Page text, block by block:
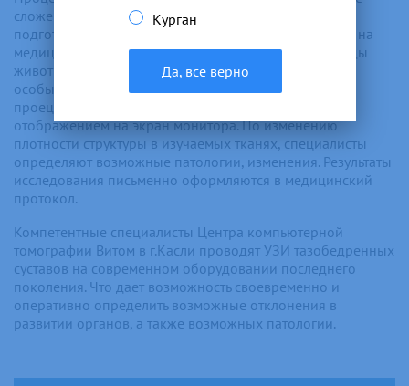
сложен и может проводиться без предварительной
подготовки либо госпитализации. Пациент ложиться на
медицинскую кушетку заранее освобождая от одежды
живот и спину. Кожный покров врач обрабатывает
особым проводниковым гелем. С помощью него
проецируется звук на передатчик с последующим
отображением на экран монитора. По изменению
плотности структуры в изучаемых тканях, специалисты
определяют возможные патологии, изменения. Результаты
исследования письменно оформляются в медицинский
протокол.
Компетентные специалисты Центра компьютерной
томографии Витом в г.Касли проводят УЗИ тазобедренных
суставов на современном оборудовании последнего
поколения. Что дает возможность своевременно и
оперативно определить возможные отклонения в
развитии органов, а также возможных патологии.
Курган
Да, все верно